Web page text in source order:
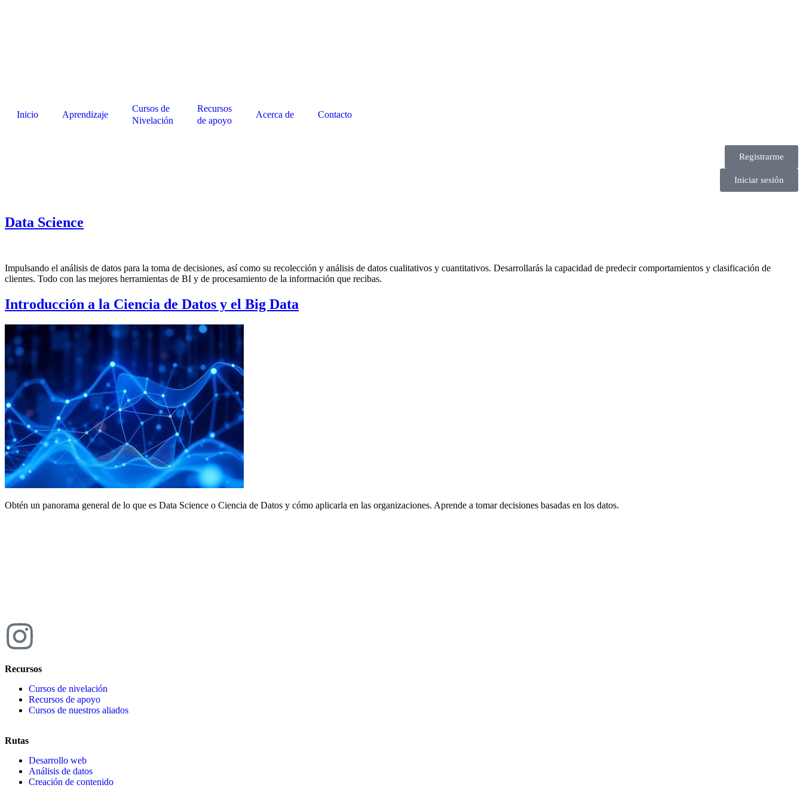
Inicio Aprendizaje
Cursos de
Nivelación
Recursos
de apoyo
Acerca de Contacto
Registrarme
Iniciar sesión
Data Science
Impulsando el análisis de datos para la toma de decisiones, así como su recolección y análisis de datos cualitativos y cuantitativos. Desarrollarás la capacidad de predecir comportamientos y clasificación de
clientes. Todo con las mejores herramientas de BI y de procesamiento de la información que recibas.
Introducción a la Ciencia de Datos y el Big Data
Obtén un panorama general de lo que es Data Science o Ciencia de Datos y cómo aplicarla en las organizaciones. Aprende a tomar decisiones basadas en los datos.
Recursos
Cursos de nivelación
Recursos de apoyo
Cursos de nuestros aliados
Rutas
Desarrollo web
Análisis de datos
Creación de contenido